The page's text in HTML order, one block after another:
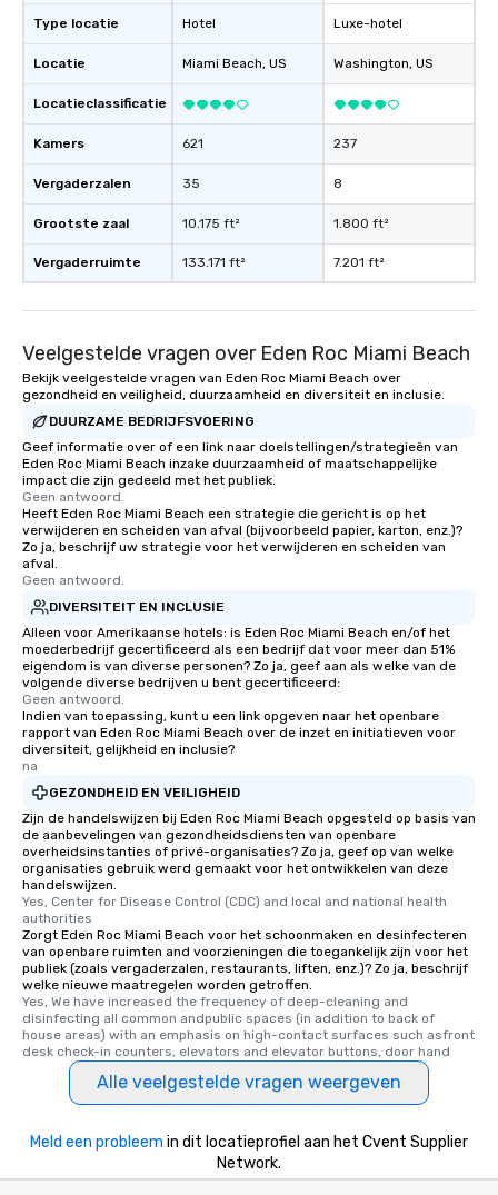
Type locatie
Locatie
Locatieclassificatie
Kamers
Vergaderzalen
Grootste zaal
Vergaderruimte
Hotel
Miami Beach, US
621
35
10.175 ft²
133.171 ft²
Luxe-hotel
Washington, US
237
8
1.800 ft²
7.201 ft²
Veelgestelde vragen over Eden Roc Miami Beach
Bekijk veelgestelde vragen van Eden Roc Miami Beach over
gezondheid en veiligheid, duurzaamheid en diversiteit en inclusie.
DUURZAME BEDRIJFSVOERING
Geef informatie over of een link naar doelstellingen/strategieën van
Eden Roc Miami Beach inzake duurzaamheid of maatschappelijke
impact die zijn gedeeld met het publiek.
Geen antwoord.
Heeft Eden Roc Miami Beach een strategie die gericht is op het
verwijderen en scheiden van afval (bijvoorbeeld papier, karton, enz.)?
Zo ja, beschrijf uw strategie voor het verwijderen en scheiden van
afval.
Geen antwoord.
DIVERSITEIT EN INCLUSIE
Alleen voor Amerikaanse hotels: is Eden Roc Miami Beach en/of het
moederbedrijf gecertificeerd als een bedrijf dat voor meer dan 51%
eigendom is van diverse personen? Zo ja, geef aan als welke van de
volgende diverse bedrijven u bent gecertificeerd:
Geen antwoord.
Indien van toepassing, kunt u een link opgeven naar het openbare
rapport van Eden Roc Miami Beach over de inzet en initiatieven voor
diversiteit, gelijkheid en inclusie?
na
GEZONDHEID EN VEILIGHEID
Zijn de handelswijzen bij Eden Roc Miami Beach opgesteld op basis van
de aanbevelingen van gezondheidsdiensten van openbare
overheidsinstanties of privé-organisaties? Zo ja, geef op van welke
organisaties gebruik werd gemaakt voor het ontwikkelen van deze
handelswijzen.
Yes, Center for Disease Control (CDC) and local and national health
authorities
Zorgt Eden Roc Miami Beach voor het schoonmaken en desinfecteren
van openbare ruimten and voorzieningen die toegankelijk zijn voor het
publiek (zoals vergaderzalen, restaurants, liften, enz.)? Zo ja, beschrijf
welke nieuwe maatregelen worden getroffen.
Yes, We have increased the frequency of deep-cleaning and
disinfecting all common andpublic spaces (in addition to back of
house areas) with an emphasis on high-contact surfaces such asfront
desk check-in counters, elevators and elevator buttons, door hand
Alle veelgestelde vragen weergeven
Meld een probleem in dit locatieprofiel aan het Cvent Supplier
Network.